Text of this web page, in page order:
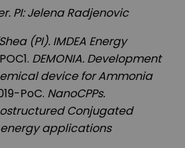
PI: Jelena Radjenovic
(PI). IMDEA Energy
DEMONIA. Development
device for Ammonia
PoC. NanoCPPs.
Conjugated
energy applications